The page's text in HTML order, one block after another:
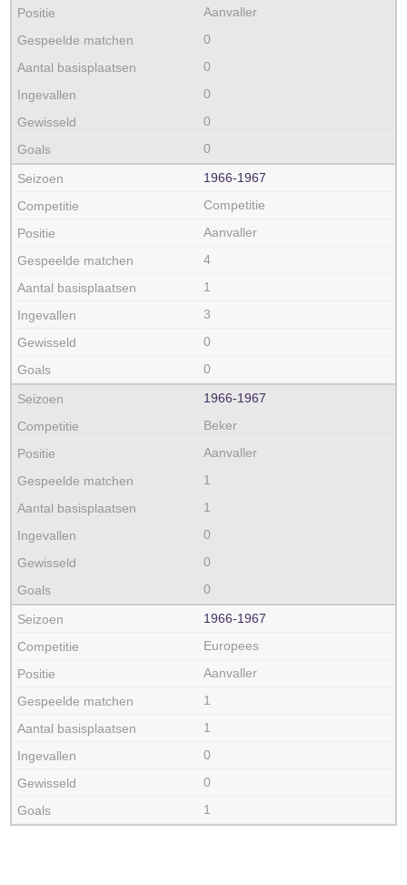
Aanvaller
0
0
0
0
0
1966‑1967
Competitie
Aanvaller
4
1
3
0
0
1966‑1967
Beker
Aanvaller
1
1
0
0
0
1966‑1967
Europees
Aanvaller
1
1
0
0
1